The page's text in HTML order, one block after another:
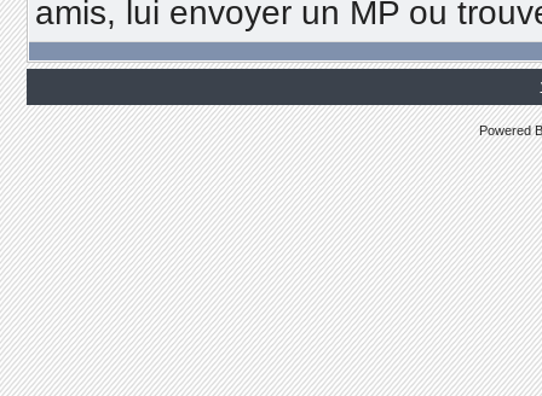
amis, lui envoyer un MP ou
Powered